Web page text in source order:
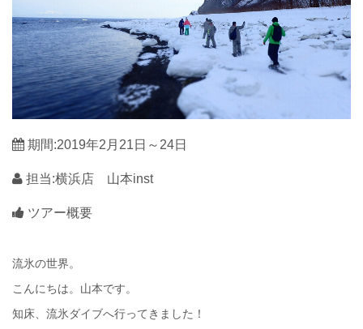
期間:2019年2月21日～24日
担当:横浜店 山本inst
ツアー概要
流氷の世界。
こんにちは。山本です。
知床、流氷ダイブへ行ってきました！